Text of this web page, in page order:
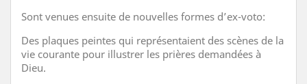
Sont venues ensuite de nouvelles formes d’ex-voto:
Des plaques peintes qui représentaient des scènes de la
vie courante pour illustrer les prières demandées à
Dieu.